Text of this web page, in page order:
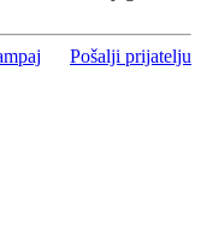
Pošalji prijatelju